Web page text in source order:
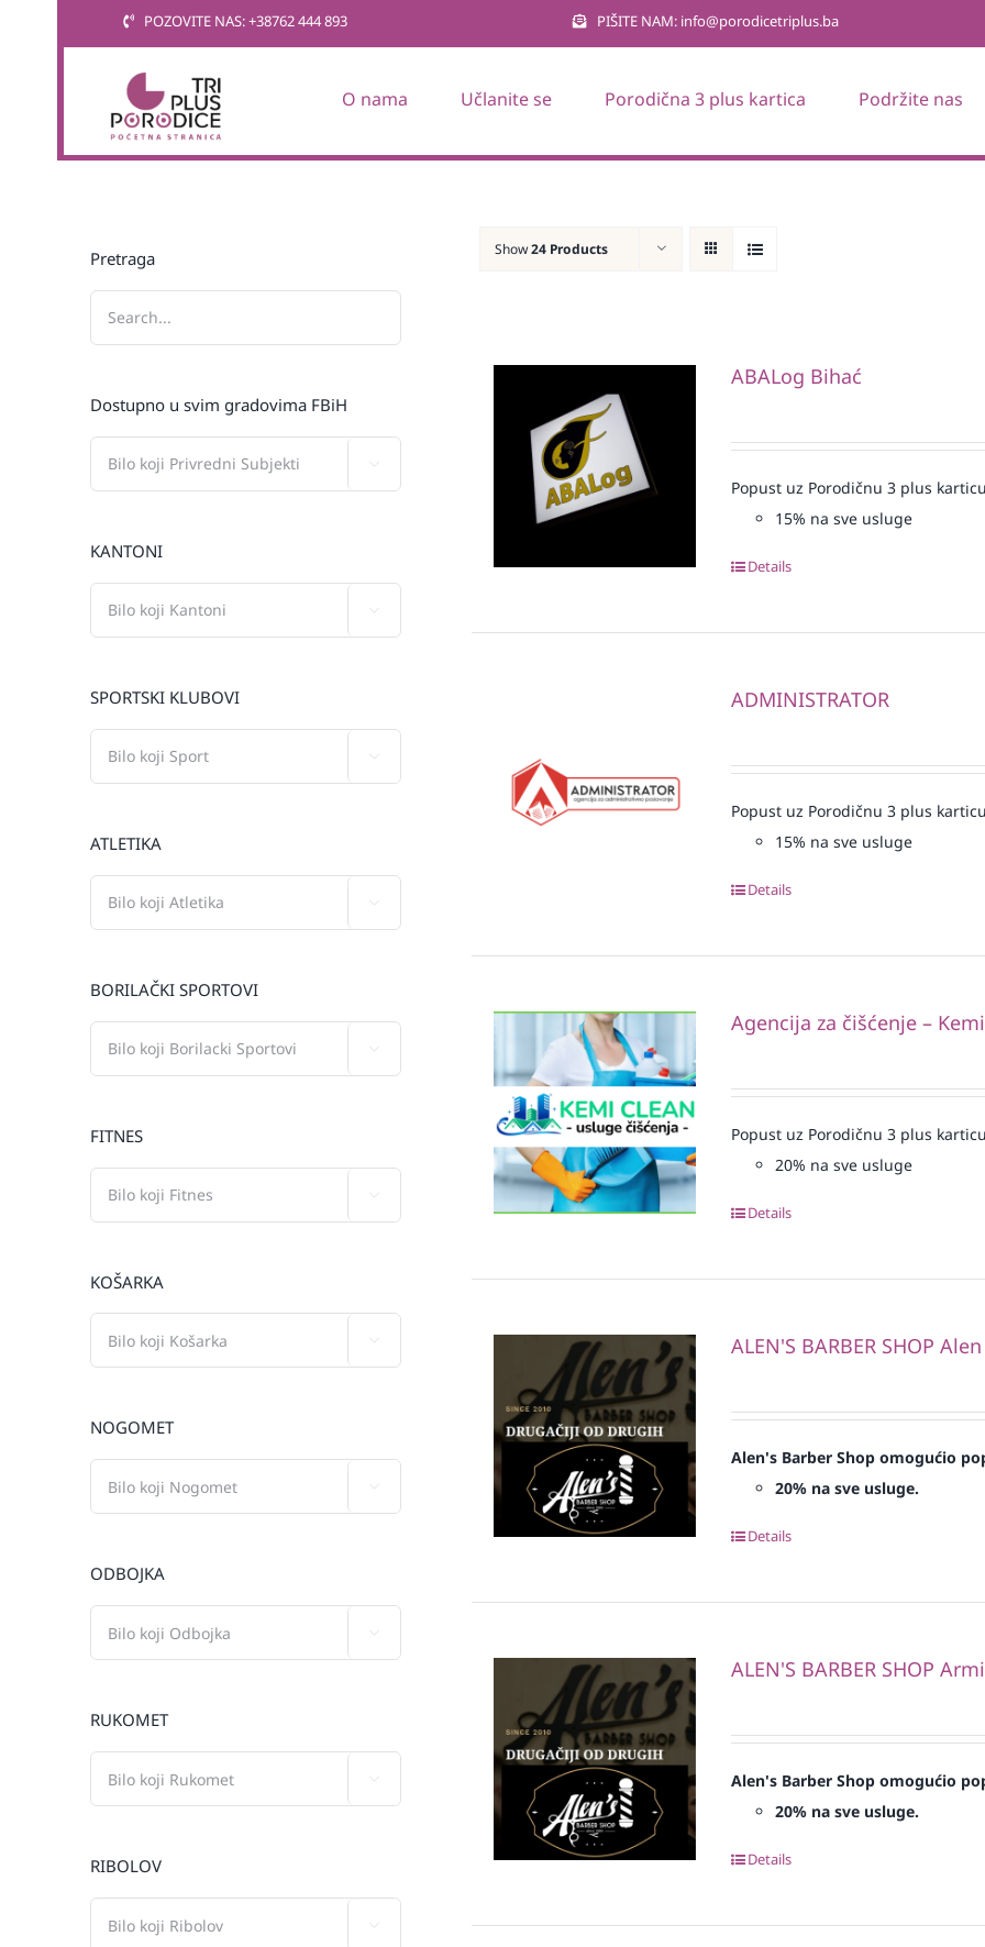
POZOVITE NAS: +38762 444 893 PIŠITE NAM: info@porodicetriplus.ba
O nama Učlanite se Porodična 3 plus kartica Podržite nas
Show24 Products
ABALog Bihać
Popust uz Porodičnu 3 plus
15% na sve usluge
Details
ADMINISTRATOR
Popust uz Porodičnu 3 plus
15% na sve usluge
Details
Agencija za čišćenje –
Popust uz Porodičnu 3 plus
20% na sve usluge
Details
ALEN'S BARBER SHOP
Alen's Barber Shop omogućio
20% na sve usluge.
Details
ALEN'S BARBER SHOP
Alen's Barber Shop omogućio
20% na sve usluge.
Details
Pretraga
Dostupno u svim gradovima FBiH
KANTONI
SPORTSKI KLUBOVI
ATLETIKA
BORILAČKI SPORTOVI
FITNES
KOŠARKA
NOGOMET
ODBOJKA
RUKOMET
RIBOLOV